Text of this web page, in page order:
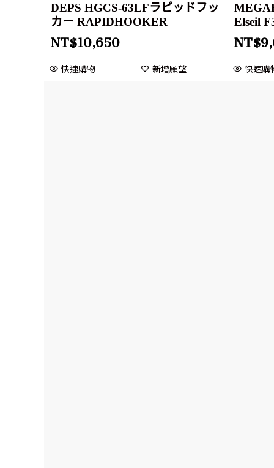
DEPS HGCS-63LFラピッドフッ
カー RAPIDHOOKER
NT$10,650
快速購物 新增願望
Elseil
NT$
快速購